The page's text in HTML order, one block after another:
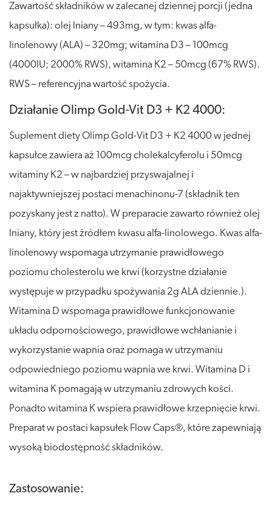
Zawartość składników w zalecanej dziennej porcji (jedna
kapsułka): olej lniany – 493mg, w tym: kwas alfa-
linolenowy (ALA) – 320mg; witamina D3 – 100mcg
(4000IU; 2000% RWS), witamina K2 – 50mcg (67% RWS).
RWS – referencyjna wartość spożycia.
Działanie Olimp Gold-Vit D3 + K2 4000:
Suplement diety Olimp Gold-Vit D3 + K2 4000 w jednej
kapsułce zawiera aż 100mcg cholekalcyferolu i 50mcg
witaminy K2 – w najbardziej przyswajalnej i
najaktywniejszej postaci menachinonu-7 (składnik ten
pozyskany jest z natto). W preparacie zawarto również olej
lniany, który jest źródłem kwasu alfa-linolowego. Kwas alfa-
linolenowy wspomaga utrzymanie prawidłowego
poziomu cholesterolu we krwi (korzystne działanie
występuje w przypadku spożywania 2g ALA dziennie.).
Witamina D wspomaga prawidłowe funkcjonowanie
układu odpornościowego, prawidłowe wchłanianie i
wykorzystanie wapnia oraz pomaga w utrzymaniu
odpowiedniego poziomu wapnia we krwi. Witamina D i
witamina K pomagają w utrzymaniu zdrowych kości.
Ponadto witamina K wspiera prawidłowe krzepnięcie krwi.
Preparat w postaci kapsułek Flow Caps®, które zapewniają
wysoką biodostępność składników.
Zastosowanie: